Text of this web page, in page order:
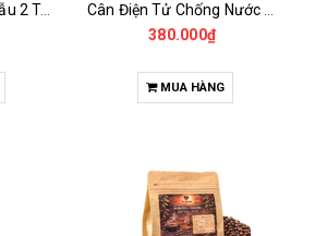
Máy Rang Cà Phê Mẫu 2 Trống Rang (500+500gr)
380.000₫
MUA HÀNG